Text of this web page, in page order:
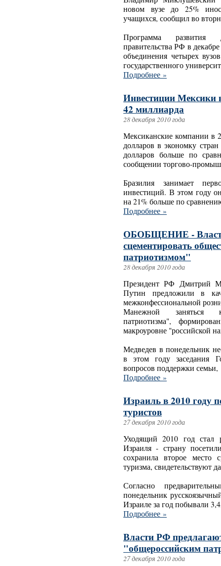
новом вузе до 25%
учащихся, сообщил во
Программа развития
правительства РФ в
объединения четырех
государственного
Подробнее »
Инвестиции
42 миллиарда
28 декабря 2010 года
Мексиканские компании в
долларов в экономку
долларов больше по
сообщении торгово-
Бразилия занимает
инвестиций. В этом году
на 21% больше по
Подробнее »
ОБОБЩЕНИЕ -
сцементировать
патриотизмом"
28 декабря 2010 года
Президент РФ Дмитрий
Путин предложили в
межконфессиональной
Манежной заняться
патриотизма",
макроуровне "российской
Медведев в понедельник
в этом году заседания
вопросов поддержки семьи,
Подробнее »
Израиль в 2010 году
туристов
27 декабря 2010 года
Уходящий 2010 год стал
Израиля - страну
сохранила второе место
туризма, свидетельствуют
Согласно
понедельник
Израиле за год побывали
Подробнее »
Власти РФ
"общероссийским
27 декабря 2010 года